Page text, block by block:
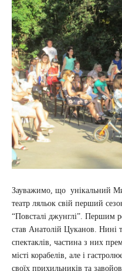
Зауважимо, що унікальний
театр ляльок свій перший
“Повсталі джунглі”. Першим
став Анатолій Цуканов. Нині
спектаклів, частина з них
місті корабелів, але і
своїх прихильників та